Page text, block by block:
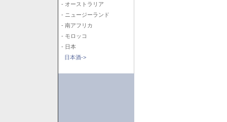
- オーストラリア
- ニュージーランド
- 南アフリカ
- モロッコ
- 日本
日本酒->